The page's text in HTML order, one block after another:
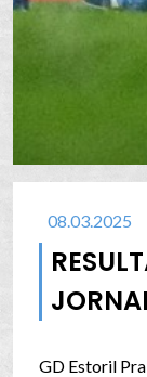
08.03.2025
GD Estoril